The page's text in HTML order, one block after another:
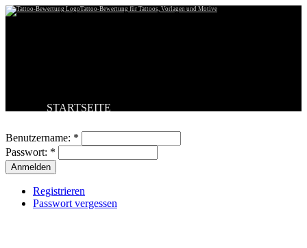
Tattoo-Bewertung für Tattoos, Vorlagen und Motive
STARTSEITE
BESTE TATTOOS
NEUESTE TATTOOS
KOMMENTARE
FORUM
Benutzername: *
Passwort: *
Registrieren
Passwort vergessen